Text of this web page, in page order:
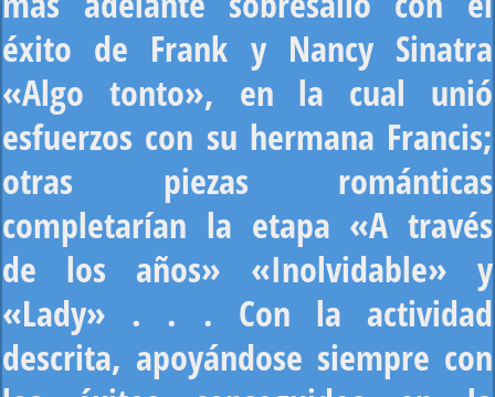
éxito de Frank y Nancy Sinatra
«Algo tonto», en la cual unió
esfuerzos con su hermana Francis;
otras piezas románticas
completarían la etapa «A través
de los años» «Inolvidable» y
«Lady» . . . Con la actividad
descrita, apoyándose siempre con